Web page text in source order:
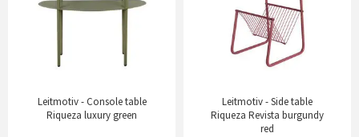
Leitmotiv - Console table
Riqueza luxury green
Leitmotiv - Side table
Riqueza Revista burgundy
red